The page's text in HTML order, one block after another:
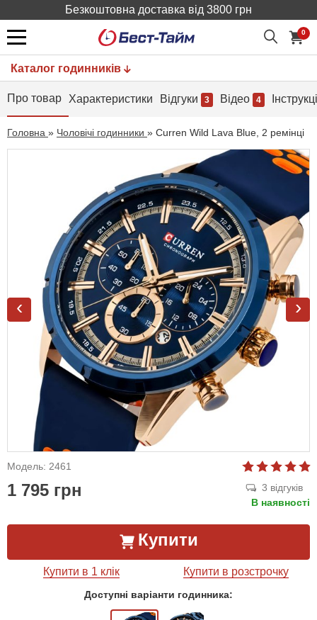
Безкоштовна доставка від 3800 грн
0
Каталог годинників
Про товар Характеристики Відгуки 3 Відео 4
Головна » Чоловічі годинники » Curren Wild Lava Blue, 2 ремінці
‹ ›
Модель: 2461
1 795 грн
3 відгуків
В наявності
Купити
Купити в 1 клік Купити в розстрочку
Доступні варіанти годинника: